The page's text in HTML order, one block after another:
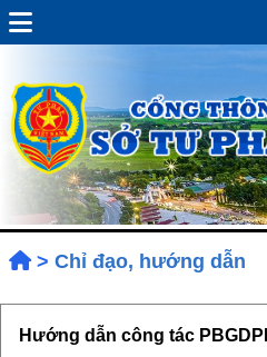
> Chỉ đạo, hướng dẫn
Hướng dẫn công tác